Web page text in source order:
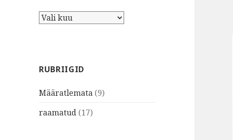
A
i
RUBRIIGID
Määratlemata (9)
raamatud (17)